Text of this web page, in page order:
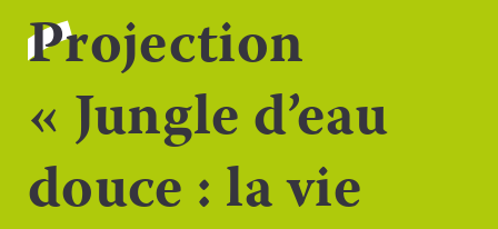
Projection
« Jungle d’eau
douce : la vie